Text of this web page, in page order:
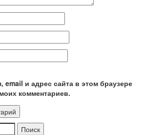
email и адрес сайта в этом браузере
комментариев.
Поиск